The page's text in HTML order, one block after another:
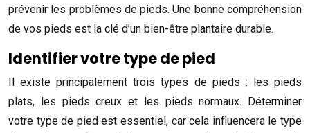
prévenir les problèmes de pieds. Une bonne compréhension
de vos pieds est la clé d’un bien-être plantaire durable.
Identifier votre type de pied
Il existe principalement trois types de pieds : les pieds
plats, les pieds creux et les pieds normaux. Déterminer
votre type de pied est essentiel, car cela influencera le type